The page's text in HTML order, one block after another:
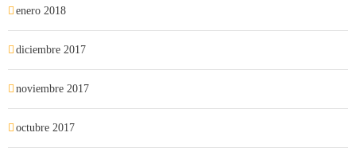
enero 2018
diciembre 2017
noviembre 2017
octubre 2017